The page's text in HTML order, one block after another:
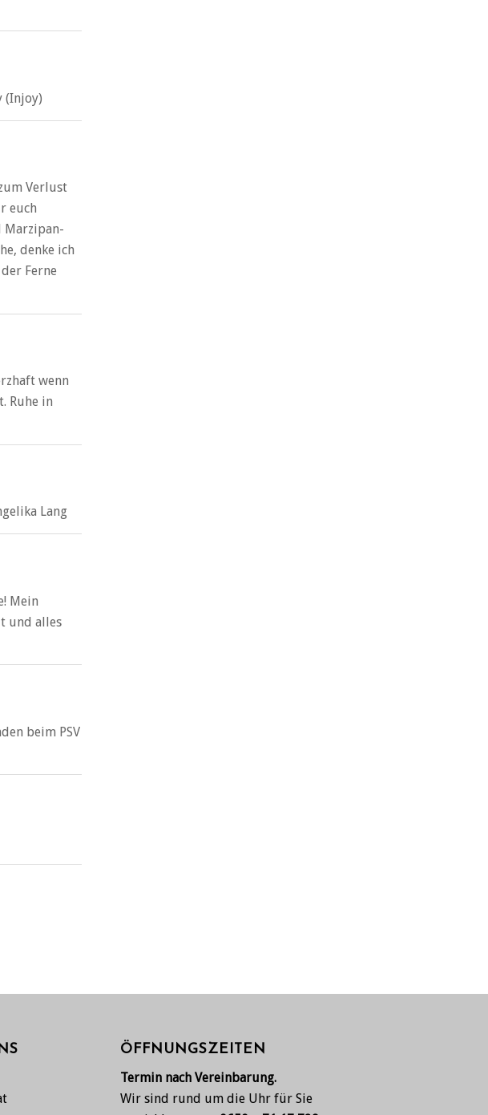
(Injoy)
Verlust
euch
Marzipan-
denke ich
Ferne
wenn
Ruhe in
Lang
Mein
und alles
beim PSV
ÖFFNUNGSZEITEN
Termin nach Vereinbarung.
Wir sind rund um die Uhr für Sie